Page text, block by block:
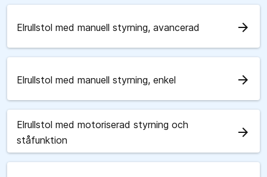
Elrullstol med manuell styrning, avancerad arrow_forward
Elrullstol med manuell styrning, enkel arrow_forward
Elrullstol med motoriserad styrning och
ståfunktion
arrow_forward